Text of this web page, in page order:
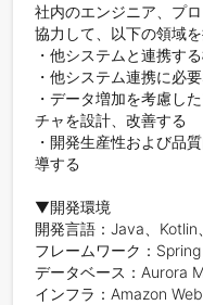
社内のエンジニア、プ
協力して、以下の領域
・他システムと連携す
・他システム連携に必
・データ増加を考慮し
チャを設計、改善する
・開発生産性および品
導する
▼開発環境
開発言語：Java、
フレームワーク：
データベース：Aurora
インフラ：Amazon